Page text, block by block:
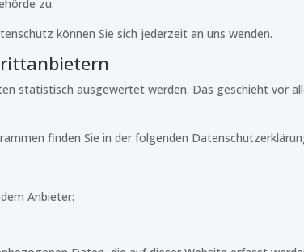
zu.
können Sie sich jederzeit an uns wenden.
statistisch ausgewertet werden. Das geschieht vor
finden Sie in der folgenden
Anbieter: